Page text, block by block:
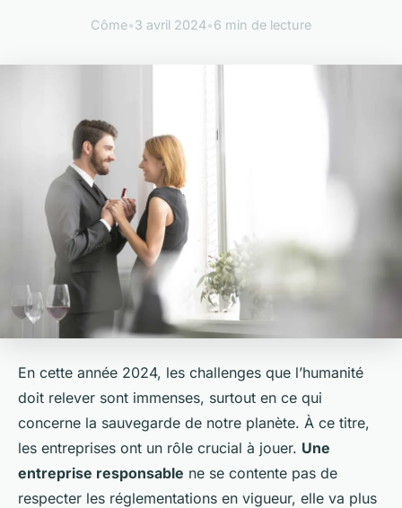
Côme•3 avril 2024•6 min de lecture
En cette année 2024, les challenges que l’humanité
doit relever sont immenses, surtout en ce qui
concerne la sauvegarde de notre planète. À ce titre,
les entreprises ont un rôle crucial à jouer. Une
entreprise responsable ne se contente pas de
respecter les réglementations en vigueur, elle va plus